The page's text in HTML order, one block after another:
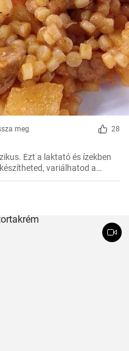
meg 28
Ezt a laktató és ízekben
variálhatod a
kísérletezést és jó étvágyat!